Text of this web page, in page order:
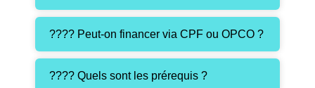
???? Peut-on financer via CPF ou OPCO ?
???? Quels sont les prérequis ?